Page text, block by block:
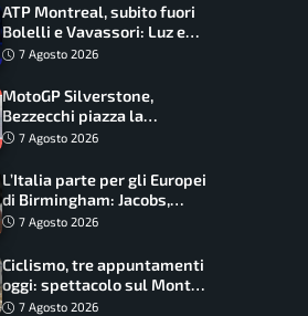
ATP Montreal, subito fuori
Bolelli e Vavassori: Luz e
Matos fermano gli azzurri
7 Agosto 2026
MotoGP Silverstone,
Bezzecchi piazza la
zampata: Aprilia domina,
7 Agosto 2026
L’Italia parte per gli Europei
di Birmingham: Jacobs,
Tamberi e Battocletti
record
7 Agosto 2026
Ciclismo, tre appuntamenti
oggi: spettacolo sul Mont
Ventoux, orari e come
7 Agosto 2026